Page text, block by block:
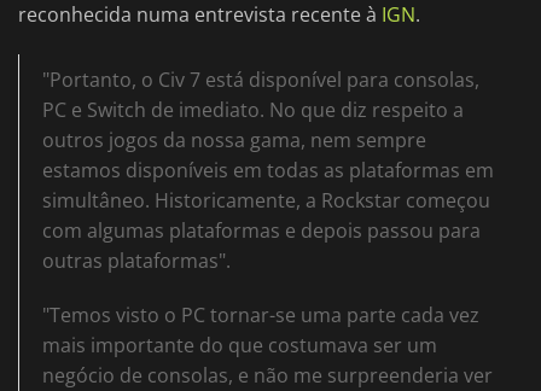
reconhecida numa entrevista recente à IGN.
"Portanto, o Civ 7 está disponível para consolas,
PC e Switch de imediato. No que diz respeito a
outros jogos da nossa gama, nem sempre
estamos disponíveis em todas as plataformas em
simultâneo. Historicamente, a Rockstar começou
com algumas plataformas e depois passou para
outras plataformas".
"Temos visto o PC tornar-se uma parte cada vez
mais importante do que costumava ser um
negócio de consolas, e não me surpreenderia ver